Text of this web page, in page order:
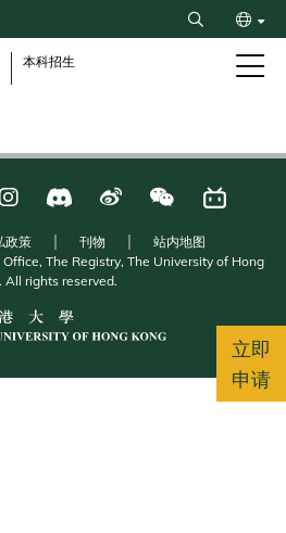
Search
本科招生
立即
申请
政策 刊物
站内地图
The Registry, The University of Hong
All rights reserved.